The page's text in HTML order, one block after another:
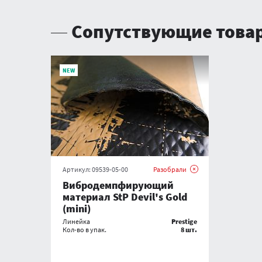
Сопутствующие
NEW
Артикул: 09539-05-00 Разобрали
Вибродемпфирующий
материал StP Devil's Gold
(mini)
Линейка
Prestige
Кол-во в упак.
8 шт.